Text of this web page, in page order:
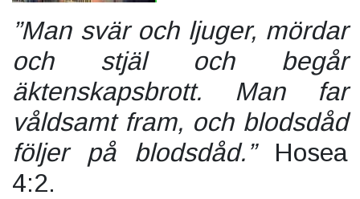
”Man svär och ljuger, mördar
och stjäl och begår
äktenskapsbrott. Man far
våldsamt fram, och blodsdåd
följer på blodsdåd.” Hosea
4:2.